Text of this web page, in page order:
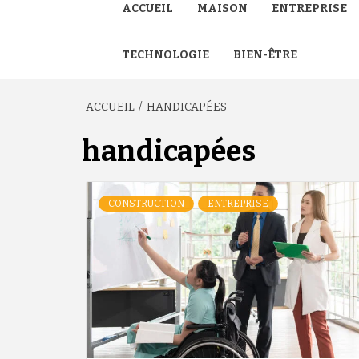
ACCUEIL MAISON ENTREPRISE
TECHNOLOGIE BIEN-ÊTRE
ACCUEIL HANDICAPÉES
handicapées
CONSTRUCTION ENTREPRISE